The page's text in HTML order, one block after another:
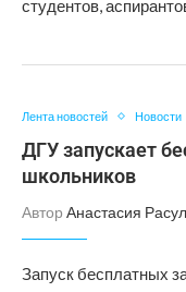
студентов,
Лента новостей Новости
ДГУ запускает
школьников
Автор Анастасия
Запуск бесплатных